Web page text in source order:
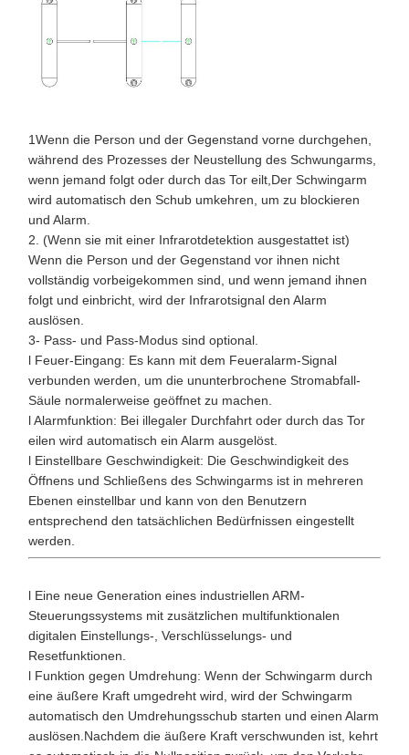
1Wenn die Person und der Gegenstand vorne durchgehen,
während des Prozesses der Neustellung des Schwungarms,
wenn jemand folgt oder durch das Tor eilt,Der Schwingarm
wird automatisch den Schub umkehren, um zu blockieren
und Alarm.
2. (Wenn sie mit einer Infrarotdetektion ausgestattet ist)
Wenn die Person und der Gegenstand vor ihnen nicht
vollständig vorbeigekommen sind, und wenn jemand ihnen
folgt und einbricht, wird der Infrarotsignal den Alarm
auslösen.
3- Pass- und Pass-Modus sind optional.
l Feuer-Eingang: Es kann mit dem Feueralarm-Signal
verbunden werden, um die ununterbrochene Stromabfall-
Säule normalerweise geöffnet zu machen.
l Alarmfunktion: Bei illegaler Durchfahrt oder durch das Tor
eilen wird automatisch ein Alarm ausgelöst.
l Einstellbare Geschwindigkeit: Die Geschwindigkeit des
Öffnens und Schließens des Schwingarms ist in mehreren
Ebenen einstellbar und kann von den Benutzern
entsprechend den tatsächlichen Bedürfnissen eingestellt
werden.
l Eine neue Generation eines industriellen ARM-
Steuerungssystems mit zusätzlichen multifunktionalen
digitalen Einstellungs-, Verschlüsselungs- und
Resetfunktionen.
l Funktion gegen Umdrehung: Wenn der Schwingarm durch
eine äußere Kraft umgedreht wird, wird der Schwingarm
automatisch den Umdrehungsschub starten und einen Alarm
auslösen.Nachdem die äußere Kraft verschwunden ist, kehrt